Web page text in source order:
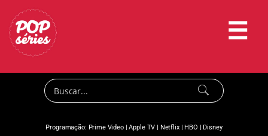
☰
Programação: Prime Video|Apple TV | Netflix|HBO |Disney